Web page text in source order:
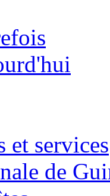
et services
de